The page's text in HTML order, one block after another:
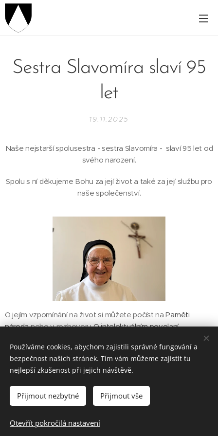
Sestra Slavomíra slaví 95
let
19.11.2025
Naše nejstarší spolusestra - sestra Slavomíra - slaví 95 let od
svého narození.
Spolu s ní děkujeme Bohu za její život a také za její službu pro
naše společenství.
O jejím vzpomínání na život si můžete počíst naPaměti
národanebo v rozhovoruO intelektuálním povolaní
Share
Vytvořeno službou
Používáme cookies, abychom zajistili správné fungování a
bezpečnost našich stránek. Tím vám můžeme zajistit tu
nejlepší zkušenost při jejich návštěvě.
Přijmout nezbytné Přijmout vše
Otevřít pokročilá nastavení